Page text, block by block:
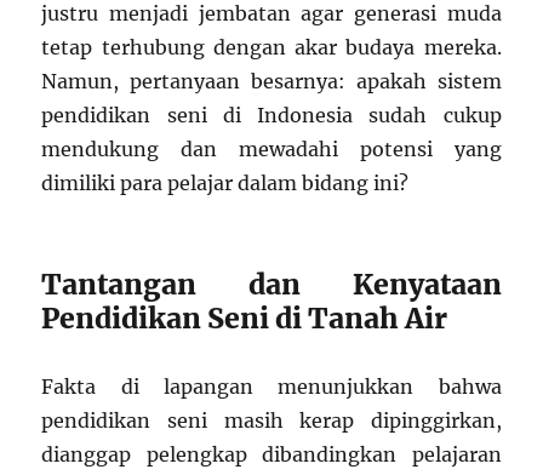
justru menjadi jembatan agar generasi muda
tetap terhubung dengan akar budaya mereka.
Namun, pertanyaan besarnya: apakah sistem
pendidikan seni di Indonesia sudah cukup
mendukung dan mewadahi potensi yang
dimiliki para pelajar dalam bidang ini?
Tantangan dan Kenyataan
Pendidikan Seni di Tanah Air
Fakta di lapangan menunjukkan bahwa
pendidikan seni masih kerap dipinggirkan,
dianggap pelengkap dibandingkan pelajaran